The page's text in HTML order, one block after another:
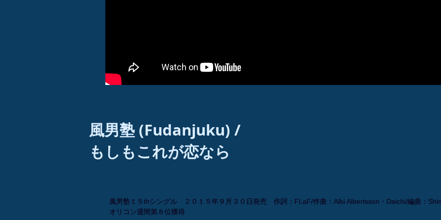
風男塾 (Fudanjuku) /
もしもこれが恋なら
風男塾１５thシングル ２０１５年９月３０日発売 作詞：FLaF/作曲：Albi Albertsson・Daichi/編曲：
オリコン週間第８位獲得
風男塾１５thシングル ２０１５年９月３０日発売 作詞：FLaF/作曲：Albi Albertsson・Daichi/編曲：
オリコン週間第８位獲得